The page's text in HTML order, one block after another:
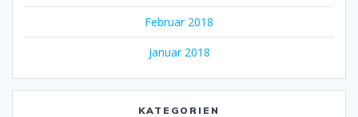
Februar 2018
Januar 2018
KATEGORIEN